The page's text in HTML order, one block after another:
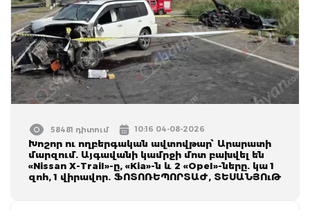
58481 դիտում 10:16 04-08-2026
Խոշոր ու ողբերգական ավտովթար՝ Արարատի
մարզում. Այգավանի կամրջի մոտ բախվել են
«Nissan X-Trail»-ը, «Kia»-ն և 2 «Opel»-ները. կա 1
զոհ, 1 վիրավոր. ՖՈՏՈՌԵՊՈՐՏԱԺ, ՏԵՍԱՆՅՈւԹ